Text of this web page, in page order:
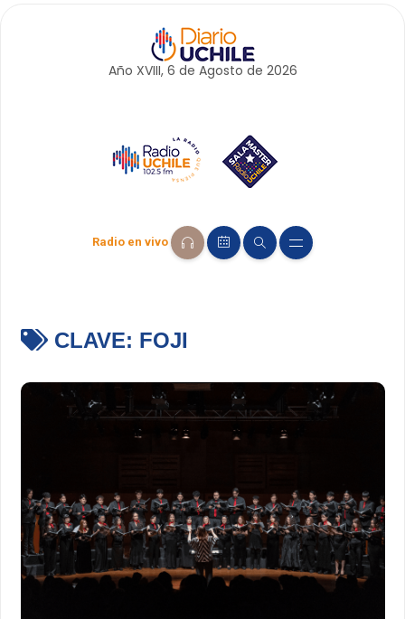
Año XVIII, 6 de Agosto de 2026
Radio en vivo
CLAVE: FOJI